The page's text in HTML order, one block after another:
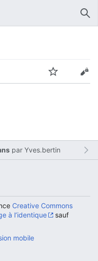
par Yves.bertin
Creative Commons
à l’identique
sauf
mobile